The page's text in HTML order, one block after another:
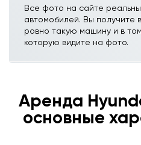
Все фото на сайте
автомобилей. Вы получите
ровно такую машину и в
которую видите на фото.
Аренда Hyundai
основные